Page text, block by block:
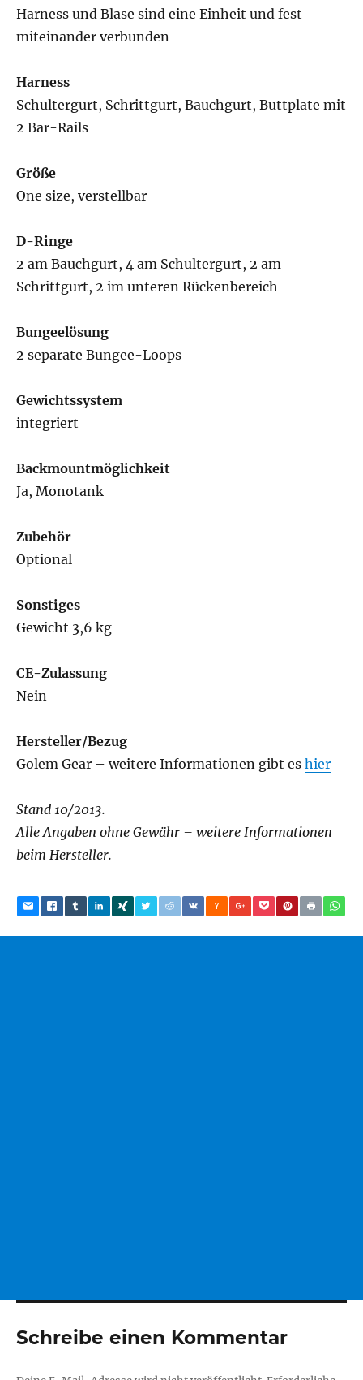
Harness und Blase sind eine Einheit und fest
miteinander verbunden
Harness
Schultergurt, Schrittgurt, Bauchgurt, Buttplate mit
2 Bar-Rails
Größe
One size, verstellbar
D-Ringe
2 am Bauchgurt, 4 am Schultergurt, 2 am
Schrittgurt, 2 im unteren Rückenbereich
Bungeelösung
2 separate Bungee-Loops
Gewichtssystem
integriert
Backmountmöglichkeit
Ja, Monotank
Zubehör
Optional
Sonstiges
Gewicht 3,6 kg
CE-Zulassung
Nein
Hersteller/Bezug
Golem Gear – weitere Informationen gibt eshier
Stand 10/2013.
Alle Angaben ohne Gewähr – weitere Informationen
beim Hersteller.
Schreibe einen Kommentar